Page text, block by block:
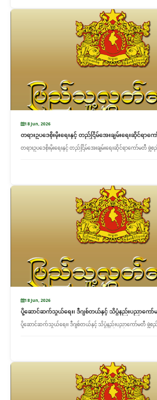
18 Jun, 2026
တရားဥပဒေစိုးမိုးရေးနှင့် တည်ငြိမ်အေးချမ်းရေးဆိုင်ရာက
တရားဥပဒေစိုးမိုးရေးနှင့် တည်ငြိမ်အေးချမ်းရေးဆိုင်ရာကော်မတီ ဖွဲ့စည်
18 Jun, 2026
ပို့ဆောင်ဆက်သွယ်ရေး၊ ဒီဂျစ်တယ်နှင့် သိပ္ပံနည်းပညာကော်မ
ပို့ဆောင်ဆက်သွယ်ရေး၊ ဒီဂျစ်တယ်နှင့် သိပ္ပံနည်းပညာကော်မတီ ဖွဲ့စည်း